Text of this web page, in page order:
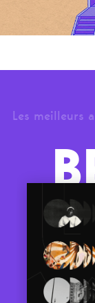
Les meilleurs